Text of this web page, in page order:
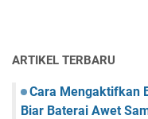
ARTIKEL TERBARU
Cara Mengaktifkan
Biar Baterai Awet